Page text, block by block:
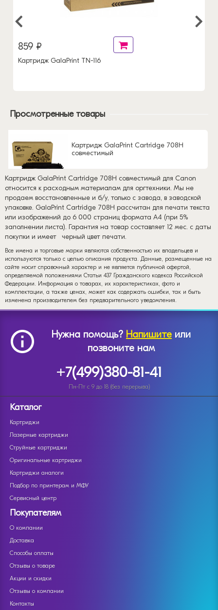
859 ₽
Картридж GalaPrint TN-116
Просмотренные товары
Картридж GalaPrint Cartridge 708H
совместимый
Картридж GalaPrint Cartridge 708H совместимый для Canon
относится к расходным материалам для оргтехники. Мы не
продаем восстановленные и б/у, только с завода, в заводской
упаковке. GalaPrint Cartridge 708H рассчитан для печати текста
или изображений до 6 000 страниц формата А4 (при 5%
заполнении листа). Гарантия на товар составляет 12 мес. с даты
покупки и имеет
черный цвет печати.
Все имена и торговые марки являются собственностью их владельцев и
используются только с целью описания продукта. Данные, размещенные на
сайте носит справочный характер и не является публичной офертой,
определяемой положениями Статьи 437 Гражданского кодекса Российской
Федерации. Информация о товарах, их характеристиках, фото и
комплектации, а также ценах, может как содержать ошибки, так и быть
изменена производителем без предварительного уведомления.
Нужна помощь? Напишите или
позвоните нам
+7(499)380-81-41
Пн-Пт с 9 до 18 (без перерыва)
Каталог
Картриджи
Лазерные картриджи
Струйные картриджи
Оригинальные картриджи
Картриджи аналоги
Подбор по принтерам и МФУ
Сервисный центр
Покупателям
О компании
Доставка
Способы оплаты
Отзывы о товаре
Акции и скидки
Отзывы о компании
Контакты